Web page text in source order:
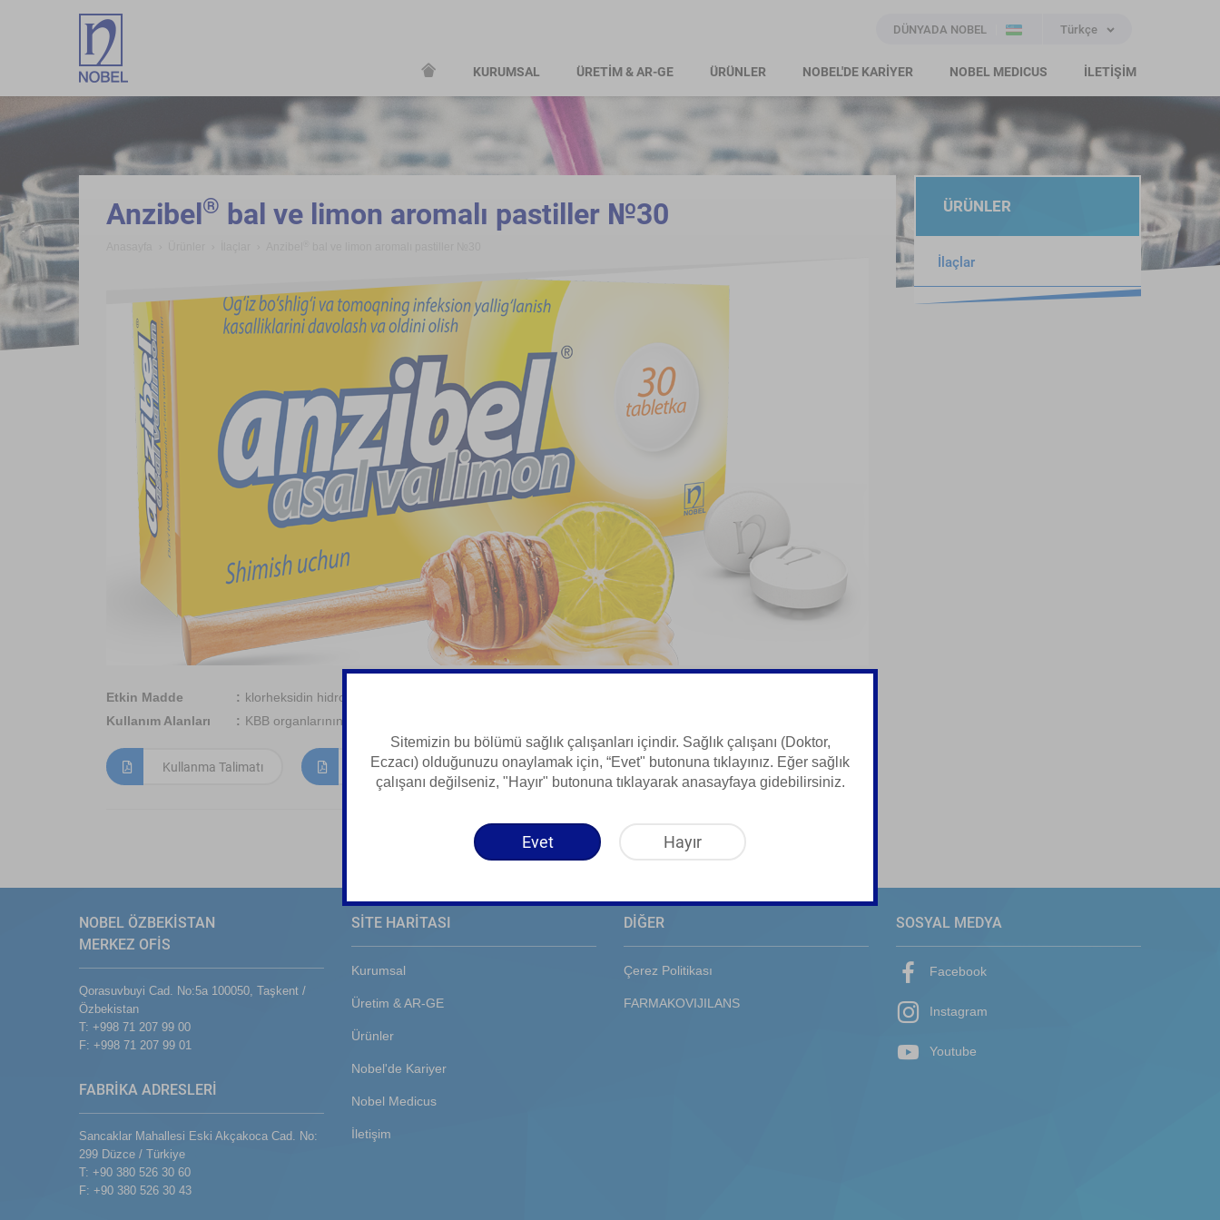
DÜNYADA NOBEL Türkçe
KURUMSAL ÜRETİM & AR-GE ÜRÜNLER NOBEL'DE KARİYER NOBEL MEDICUS İLETİŞİM
Anzibel® bal ve limon aromalı pastiller №30
Etkin Madde
klorheksidin hidroklorür, benzokain, enoksolon
Kullanım Alanları
KBB organlarının hastalıklarının tedavisi
Kullanma Talimatı Kısa Ürün Bilgisi
ÜRÜNLER
İlaçlar
NOBEL ÖZBEKİSTAN
MERKEZ OFİS
Qorasuvbuyi Cad. No:5a 100050, Taşkent /
Özbekistan
T: +998 71 207 99 00
F: +998 71 207 99 01
FABRİKA ADRESLERİ
Sancaklar Mahallesi Eski Akçakoca Cad. No:
299 Düzce / Türkiye
T: +90 380 526 30 60
F: +90 380 526 30 43
SİTE HARİTASI
Kurumsal
Üretim & AR-GE
Ürünler
Nobel'de Kariyer
Nobel Medicus
İletişim
DİĞER
Çerez Politikası
FARMAKOVIJILANS
SOSYAL MEDYA
Facebook
Instagram
Youtube
Sitemizin bu bölümü sağlık çalışanları içindir. Sağlık çalışanı (Doktor,
Eczacı) olduğunuzu onaylamak için, “Evet" butonuna tıklayınız. Eğer sağlık
çalışanı değilseniz, "Hayır" butonuna tıklayarak anasayfaya gidebilirsiniz.
Evet Hayır